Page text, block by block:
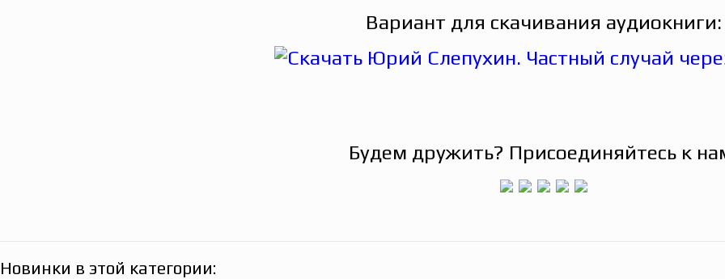
Вариант для скачивания аудиокниги:
Будем дружить? Присоединяйтесь к
Новинки в этой категории: